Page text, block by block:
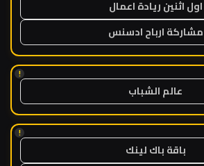
اول اثنين ريادة اعمال
مشاركة ارباح ادسنس
!
عالم الشباب
!
باقة باك لينك